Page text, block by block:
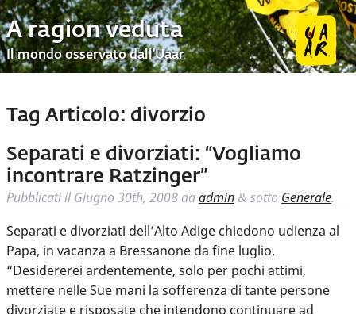
A ragion veduta
Il mondo osservato dall’Uaar
Tag Articolo: divorzio
Separati e divorziati: “Vogliamo
incontrare Ratzinger”
Pubblicati ilGiugno 30th, 2008 daadmin & sotto Generale.
Separati e divorziati dell’Alto Adige chiedono udienza al
Papa, in vacanza a Bressanone da fine luglio.
“Desidererei ardentemente, solo per pochi attimi,
mettere nelle Sue mani la sofferenza di tante persone
divorziate e risposate che intendono continuare ad